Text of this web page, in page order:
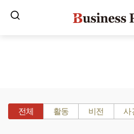
전체 활동 비전 사